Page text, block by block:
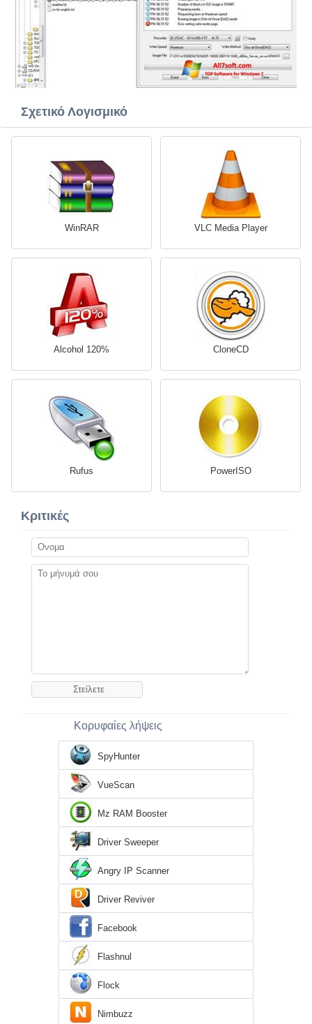
Σχετικό Λογισμικό
WinRAR VLC Media Player
Alcohol 120% CloneCD
Rufus PowerISO
Κριτικές
Κορυφαίες λήψεις
SpyHunter
VueScan
Mz RAM Booster
Driver Sweeper
Angry IP Scanner
Driver Reviver
Facebook
Flashnul
Flock
Nimbuzz